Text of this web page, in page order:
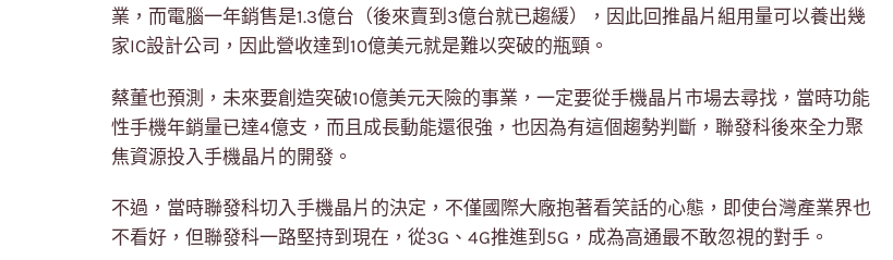
業，而電腦一年銷售是1.3億台（後來賣到3億台就已趨緩），因此回推晶片組用量可以養出幾
家IC設計公司，因此營收達到10億美元就是難以突破的瓶頸。
蔡董也預測，未來要創造突破10億美元天險的事業，一定要從手機晶片市場去尋找，當時功能
性手機年銷量已達4億支，而且成長動能還很強，也因為有這個趨勢判斷，聯發科後來全力聚
焦資源投入手機晶片的開發。
不過，當時聯發科切入手機晶片的決定，不僅國際大廠抱著看笑話的心態，即使台灣產業界也
不看好，但聯發科一路堅持到現在，從3G、4G推進到5G，成為高通最不敢忽視的對手。